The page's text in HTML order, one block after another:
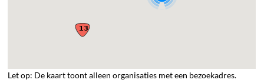
Let op: De kaart toont alleen organisaties met een bezoekadres.